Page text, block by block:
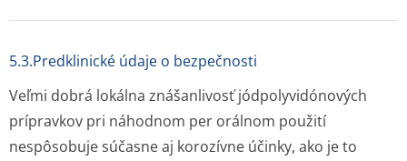
5.3.Predklinické údaje o bezpečnosti
Veľmi dobrá lokálna znášanlivosť jódpolyvidónových
prípravkov pri náhodnom per orálnom použití
nespôsobuje súčasne aj korozívne účinky, ako je to